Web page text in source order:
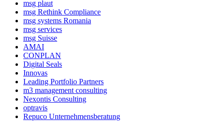
msg plaut
msg Rethink Compli­ance
msg systems Romania
msg services
msg Suisse
AMAI
CONPLAN
Digital Seals
Innovas
Leading Port­folio Partners
m3 manage­ment consul­ting
Nexontis Consulting
optravis
Repuco Unternehmensberatung